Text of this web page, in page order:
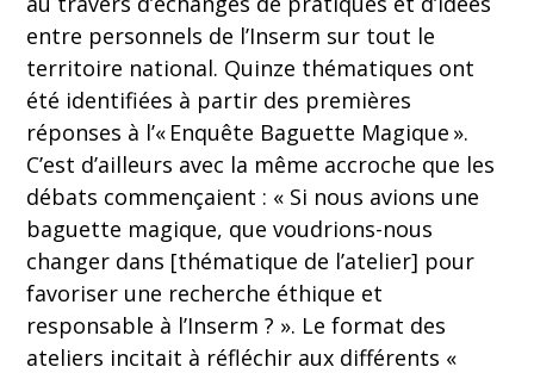
entre personnels de l’Inserm sur tout le
territoire national. Quinze thématiques ont
été identifiées à partir des premières
réponses à l’« Enquête Baguette Magique ».
C’est d’ailleurs avec la même accroche que les
débats commençaient : « Si nous avions une
baguette magique, que voudrions-nous
changer dans [thématique de l’atelier] pour
favoriser une recherche éthique et
responsable à l’Inserm ? ». Le format des
ateliers incitait à réfléchir aux différents «